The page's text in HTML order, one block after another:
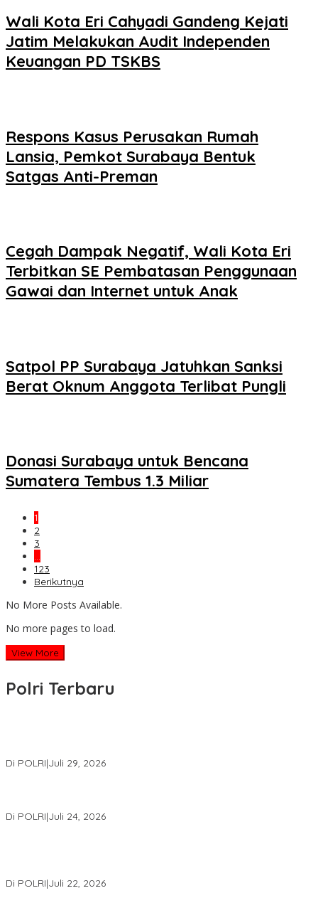
Wali Kota Eri Cahyadi Gandeng Kejati
Jatim Melakukan Audit Independen
Keuangan PD TSKBS
Respons Kasus Perusakan Rumah
Lansia, Pemkot Surabaya Bentuk
Satgas Anti-Preman
Cegah Dampak Negatif, Wali Kota Eri
Terbitkan SE Pembatasan Penggunaan
Gawai dan Internet untuk Anak
Satpol PP Surabaya Jatuhkan Sanksi
Berat Oknum Anggota Terlibat Pungli
Donasi Surabaya untuk Bencana
Sumatera Tembus 1.3 Miliar
1
2
3
…
123
Berikutnya
No More Posts Available.
No more pages to load.
View More
Polri Terbaru
Di POLRI|Juli 29, 2026
Di POLRI|Juli 24, 2026
Di POLRI|Juli 22, 2026